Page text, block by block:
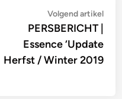
Volgend artikel
PERSBERICHT |
Essence ‘Update
Herfst / Winter 2019